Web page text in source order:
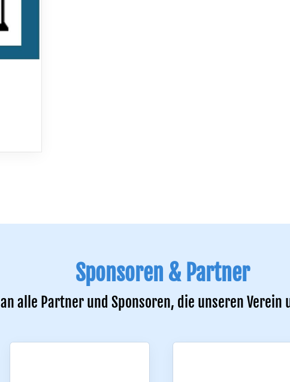
Sponsoren & Partner
an alle Partner und Sponsoren, die unseren Verein